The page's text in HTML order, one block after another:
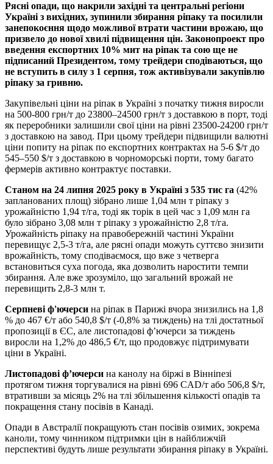
Рясні опади, що накрили західні та центральні регіони
Україні з вихідних, зупинили збирання ріпаку та посилили
занепокоєння щодо можливої втрати частини врожаю, що
призвело до нової хвилі підвищення цін. Законопроект про
введення експортних 10% мит на ріпак та сою ще не
підписаний Президентом, тому трейдери сподіваються, що
не вступить в силу з 1 серпня, тож активізували закупівлю
ріпаку за гривню.
Закупівельні ціни на ріпак в Україні з початку тижня виросли
на 500-800 грн/т до 23800–24500 грн/т з доставкою в порт, тоді
як переробники залишили свої ціни на рівні 23500-24200 грн/т
з доставкою на завод. При цьому трейдери підвищили валютні
ціни попиту на ріпак по експортних контрактах на 5-6 $/т до
545–550 $/т з доставкою в чорноморські порти, тому багато
фермерів активно контрактує поставки.
Станом на 24 липня 2025 року в Україні з 535 тис га (42%
запланованих площ) зібрано лише 1,04 млн т ріпаку з
урожайністю 1,94 т/га, тоді як торік в цей час з 1,09 млн га
було зібрано 3,08 млн т ріпаку з урожайністю 2,8 т/га.
Урожайність ріпаку на правобережній частині України
перевищує 2,5-3 т/га, але рясні опади можуть суттєво знизити
врожайність, тому сподіваємося, що вже з четверга
встановиться суха погода, яка дозволить наростити темпи
збирання. Але вже зрозуміло, що загальний врожай не
перевищить 2,8-3 млн т.
Серпневі ф'ючерси на ріпак в Парижі вчора знизились на 1,8
% до 467 €/т або 540,8 $/т (-0,8% за тиждень) на тлі достатньої
пропозиції в ЄС, але листопадові ф’ючерси за тиждень
виросли на 1,2% до 486,5 €/т, що продовжує підтримувати
ціни в Україні.
Листопадові ф’ючерси на канолу на біржі в Вінніпезі
протягом тижня торгувалися на рівні 696 CAD/т або 506,8 $/т,
втративши за місяць 2% на тлі збільшення кількості опадів та
покращення стану посівів в Канаді.
Опади в Австралії покращують стан посівів озимих, зокрема
каноли, тому чинником підтримки цін в найближчій
перспективі будуть лише результати збирання ріпаку в Україні.